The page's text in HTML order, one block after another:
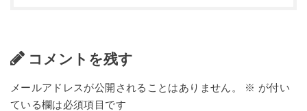
コメントを残す
メールアドレスが公開されることはありません。 ※ が付い
ている欄は必須項目です